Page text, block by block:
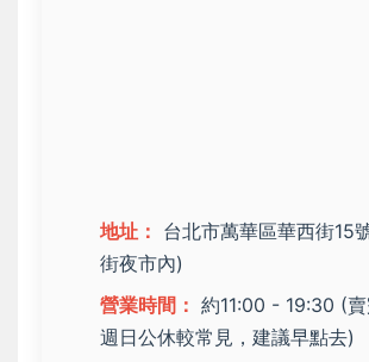
地址： 台北市萬華區華西街15
街夜市內)
營業時間： 約11:00 - 19:30 (賣
週日公休較常見，建議早點去)